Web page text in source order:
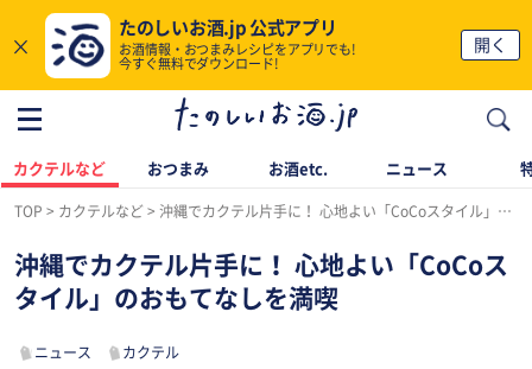
×
たのしいお酒.jp 公式アプリ
お酒情報・おつまみレシピをアプリでも!
今すぐ無料でダウンロード!
開く
カクテルなど おつまみ お酒etc. ニュース
TOP カクテルなど 沖縄でカクテル片手に！ 心地よい「CoCoスタイル」のおもてなしを満喫
沖縄でカクテル片手に！ 心地よい「CoCoス
タイル」のおもてなしを満喫
ニュース カクテル